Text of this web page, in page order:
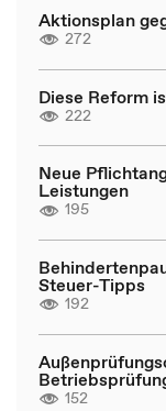
Aktionsplan
272
Diese Reform
222
Neue
Leistungen
195
Steuer-Tipps
192
152